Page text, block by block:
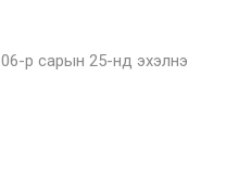
р сарын 25-нд эхэлнэ